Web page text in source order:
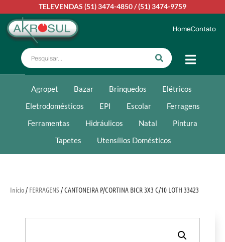
TELEVENDAS (51) 3474-4850/(51) 3474-9759
HomeContato
Agropet Bazar Brinquedos
Elétricos
Eletrodomésticos
EPI Escolar
Ferragens
Ferramentas
Hidráulicos Natal
Pintura
Tapetes
Utensílios Domésticos
Início/ FERRAGENS/ CANTONEIRA P/CORTINA BICR 3X3 C/10 LOTH 33423